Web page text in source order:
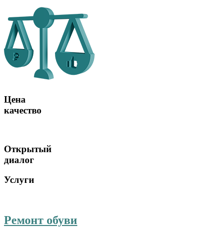
Цена
качество
Открытый
диалог
Услуги
Ремонт обуви